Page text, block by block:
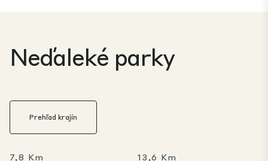
Neďaleké parky
Prehľad krajín
7,8 Km 13,6 Km